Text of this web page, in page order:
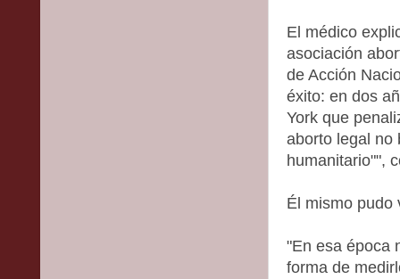
El médico
asociación
de Acción
éxito: en dos
York que
aborto legal no
humanitario"",
Él mismo pudo
"En esa época
forma de